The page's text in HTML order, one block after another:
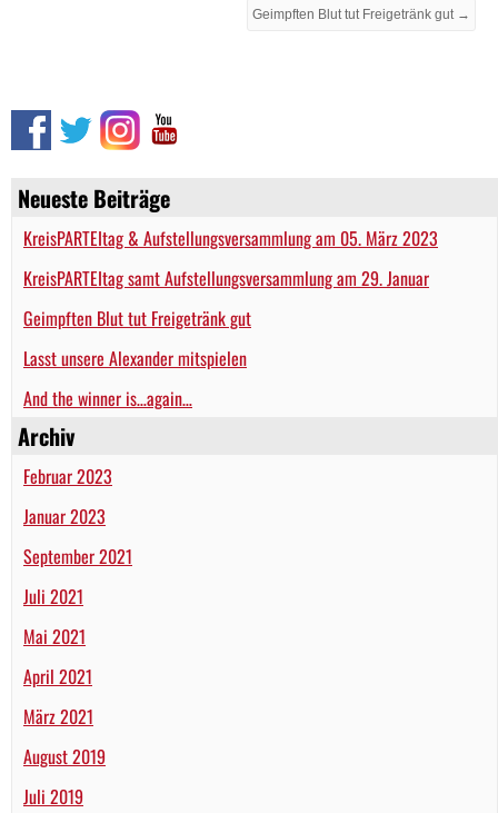
Neueste Beiträge
KreisPARTEItag & Aufstellungsversammlung am 05. März 2023
KreisPARTEItag samt Aufstellungsversammlung am 29. Januar
Geimpften Blut tut Freigetränk gut
Lasst unsere Alexander mitspielen
And the winner is…again…
Archiv
Februar 2023
Januar 2023
September 2021
Juli 2021
Mai 2021
April 2021
März 2021
August 2019
Juli 2019
Geimpften Blut tut Freigetränk gut →